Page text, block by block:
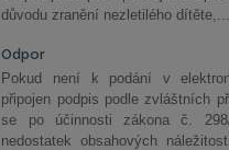
důvodu zranění nezletilého dítěte,...
Odpor
Pokud není k podání v
připojen podpis podle zvláštních
se po účinnosti zákona č.
nedostatek obsahových